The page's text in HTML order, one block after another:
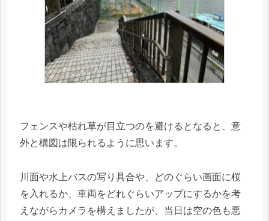
フェンスや枯れ草が目立つのを避けるとなると、意
外と構図は限られるように思います。
川面や水上バスの写り具合や、どのぐらい画面に桜
を入れるか、車両をどれぐらいアップにするかを考
えながらカメラを構えましたが、当日は空の色も悪